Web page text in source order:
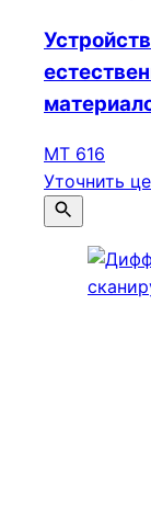
МТ 616
Уточнить